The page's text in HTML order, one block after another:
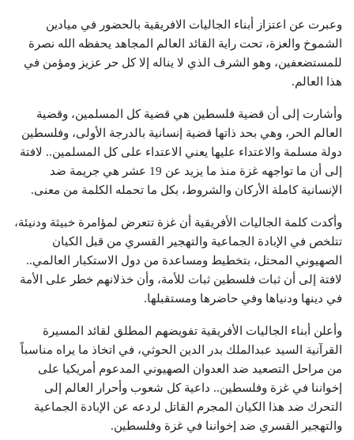
وعبرت عن اعتزاز أبناء الجاليات الافريقية بالحضور في ميادين
الشموخ والعزة، تحت راية القائد العالم المجاهد يحفظه الله نصرة
للمستضعفين، وهو الشرف الذي لا يناله إلا كل حر عزيز ومؤمن في
هذا العالم.
وأشارت إلى أن قضية فلسطين هي قضية كل المسلمين، وقضية
العالم الحر، وهي بحد ذاتها قضية إنسانية بالدرجة الأولى، وفلسطين
دولة مسلمة والاعتداء عليها يعني الاعتداء على كل المسلمين.. لافتة
إلى أن ما تواجهه غزة منذ ما يزيد عن 19 عشر هي جريمة ضد
الإنسانية كاملة الأركان والشروط، بكل ما تحمله الكلمة من معنى.
وأكدت كلمة الجاليات الأفريقية أن غزة تتعرض لمؤامرة خبيثة ودنيئة،
تتلخص في الإبادة الجماعية والتهجير القسري من قبل الكيان
الصهيوني المحتل، بتخطيط ومساعدة من دول الاستكبار العالمي..
لافتة إلى أن ثبات فلسطين ثبات للأمة، وأن خذلانهم خطر على الأمة
في دينها ودنياها وفي حاضرها ومستقبلها.
وأعلن أبناء الجاليات الأفريقية تفويضهم المطلق لقائد المسيرة
القرآنية السيد عبدالملك بدر الدين الحوثي، في اتخاذ ما يراه مناسباً
من مراحل التصعيد ضد العدوان الصهيوني المدعوم أمريكيا على
إخواننا في غزة وفلسطين.. داعية كل شعوب وأحرار العالم إلى
التحرك ضد هذا الكيان المجرم القاتل لردعه عن الإبادة الجماعية
والتهجير القسري ضد إخواننا في غزة وفلسطين.